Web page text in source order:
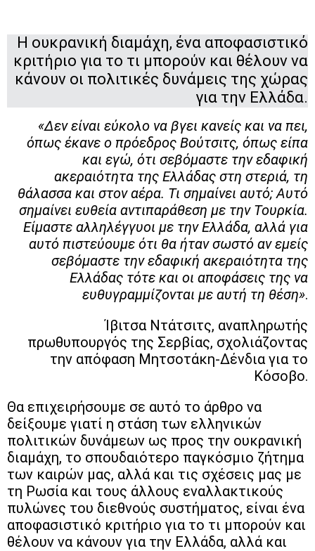
Η ουκρανική διαμάχη, ένα αποφασιστικό
κριτήριο για το τι μπορούν και θέλουν να
κάνουν οι πολιτικές δυνάμεις της χώρας
για την Ελλάδα.
«Δεν είναι εύκολο να βγει κανείς και να πει,
όπως έκανε ο πρόεδρος Βούτσιτς, όπως είπα
και εγώ, ότι σεβόμαστε την εδαφική
ακεραιότητα της Ελλάδας στη στεριά, τη
θάλασσα και στον αέρα. Τι σημαίνει αυτό; Αυτό
σημαίνει ευθεία αντιπαράθεση με την Τουρκία.
Είμαστε αλληλέγγυοι με την Ελλάδα, αλλά για
αυτό πιστεύουμε ότι θα ήταν σωστό αν εμείς
σεβόμαστε την εδαφική ακεραιότητα της
Ελλάδας τότε και οι αποφάσεις της να
ευθυγραμμίζονται με αυτή τη θέση».
Ίβιτσα Ντάτσιτς, αναπληρωτής
πρωθυπουργός της Σερβίας, σχολιάζοντας
την απόφαση Μητσοτάκη-Δένδια για το
Κόσοβο.
Θα επιχειρήσουμε σε αυτό το άρθρο να
δείξουμε γιατί η στάση των ελληνικών
πολιτικών δυνάμεων ως προς την ουκρανική
διαμάχη, το σπουδαιότερο παγκόσμιο ζήτημα
των καιρών μας, αλλά και τις σχέσεις μας με
τη Ρωσία και τους άλλους εναλλακτικούς
πυλώνες του διεθνούς συστήματος, είναι ένα
αποφασιστικό κριτήριο για το τι μπορούν και
θέλουν να κάνουν για την Ελλάδα, αλλά και